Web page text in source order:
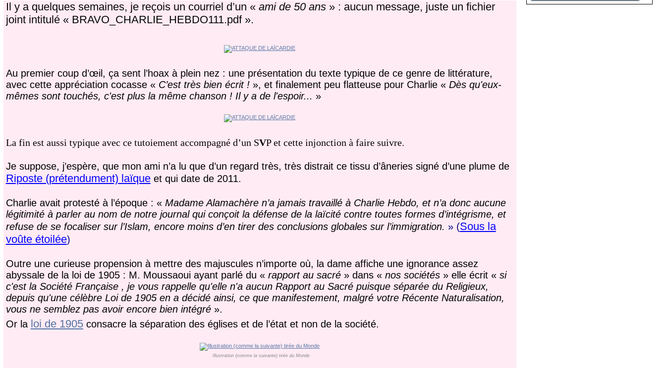
Il y a quelques semaines, je reçois un courriel d’un « ami de 50 ans» : aucun message, juste un fichier
joint intitulé « BRAVO_CHARLIE_HEBDO111.pdf ».
Au premier coup d’œil, ça sent l’hoax à plein nez : une présentation du texte typique de ce genre de littérature,
avec cette appréciation cocasse « C’est très bien écrit ! », et finalement peu flatteuse pour Charlie « Dès qu'eux-
mêmes sont touchés, c'est plus la même chanson ! Il y a de l'espoir... »
La fin est aussi typique avec ce tutoiement accompagné d’un SVP et cette injonction à faire suivre.
Je suppose, j’espère, que mon ami n’a lu que d’un regard très, très distrait ce tissu d’âneries signé d’une plume de
Riposte (prétendument) laïqueet qui date de 2011.
Charlie avait protesté à l’époque : « Madame Alamachère n’a jamais travaillé à Charlie Hebdo, et n’a donc aucune
légitimité à parler au nom de notre journal qui conçoit la défense de la laïcité contre toutes formes d’intégrisme, et
refuse de se focaliser sur l’Islam, encore moins d’en tirer des conclusions globales sur l’immigration. » (Sous la
voûte étoilée)
Outre une curieuse propension à mettre des majuscules n’importe où, la dame affiche une ignorance assez
abyssale de la loi de 1905 : M. Moussaoui ayant parlé du « rapport au sacré » dans « nos sociétés» elle écrit « si
c'est la Société Française , je vous rappelle qu'elle n'a aucun Rapport au Sacré puisque séparée du Religieux,
depuis qu'une célèbre Loi de 1905 en a décidé ainsi, ce que manifestement, malgré votre Récente Naturalisation,
vous ne semblez pas avoir encore bien intégré ».
Or la loi de 1905consacre la séparation des églises et de l’état et non de la société.
Illustration (comme la suivante) tirée du Monde